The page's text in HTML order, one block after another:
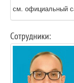
см. официальный
Сотрудники: